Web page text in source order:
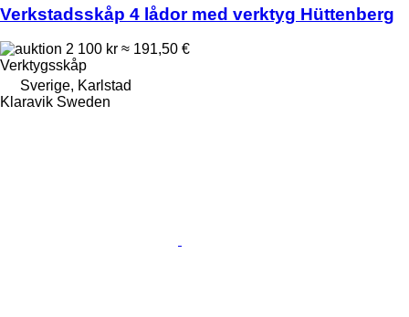
Verkstadsskåp 4 lådor med verktyg Hüttenberg
2 100 kr ≈ 191,50 €
Verktygsskåp
Sverige, Karlstad
Klaravik Sweden